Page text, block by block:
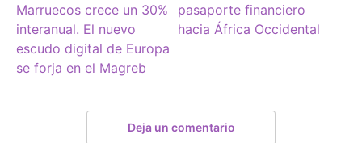
Marruecos crece un 30%
interanual. El nuevo
escudo digital de Europa
se forja en el Magreb
pasaporte financiero
hacia África Occidental
Deja un comentario